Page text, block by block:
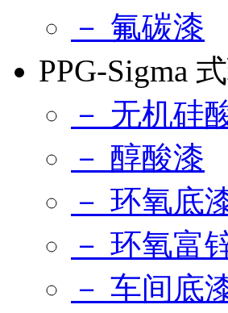
－ 氟碳漆
PPG-Sigma
－ 无机硅
－ 醇酸漆
－ 环氧底
－ 环氧富
－ 车间底